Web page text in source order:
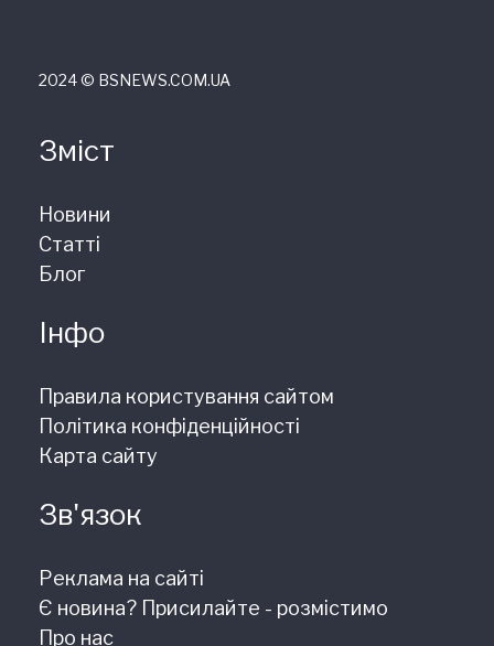
2024 © ВSNEWS.COM.UA
Зміст
Новини
Статті
Блог
Інфо
Правила користування сайтом
Політика конфіденційності
Карта сайту
Зв'язок
Реклама на сайті
Є новина? Присилайте - розмістимо
Про нас